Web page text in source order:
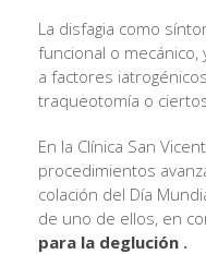
La disfagia como
funcional o
a factores
traqueotomía o
En la Clínica San
procedimientos
colación del Día
de uno de ellos, en
para la deglución .